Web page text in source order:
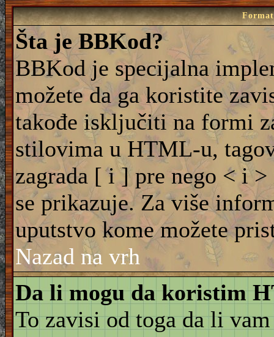
Šta je BBKod?
BBKod je specijalna
možete da ga koristite
takođe isključiti na formi
stilovima u HTML-u,
zagrada [ i ] pre nego < i
se prikazuje. Za više
uputstvo kome možete
Nazad na vrh
Da li mogu da koristim
To zavisi od toga da li